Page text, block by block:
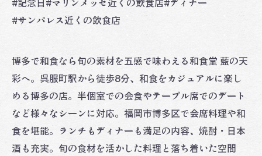
#サンパレス近くの飲食店
博多で和食なら旬の素材を五感で味わえる和食堂 藍の天
彩へ。呉服町駅から徒歩8分、和食をカジュアルに楽し
める博多の店。半個室での会食やテーブル席でのデート
など様々なシーンに対応。福岡市博多区で会席料理や和
食を堪能。ランチもディナーも満足の内容、焼酎・日本
酒も充実。旬の食材を活かした料理と落ち着いた空間